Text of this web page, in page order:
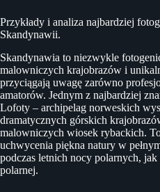
Przykłady i analiza najbardziej
Skandynawii.
Skandynawia to niezwykle
malowniczych krajobrazów i
przyciągają uwagę zarówno
amatorów. Jednym z najbardziej
Lofoty – archipelag norweskich
dramatycznych górskich
malowniczych wiosek rybackich.
uchwycenia piękna natury w
podczas letnich nocy polarnych,
polarnej.